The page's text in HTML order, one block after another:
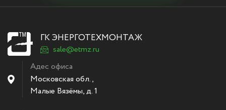
ГК ЭНЕРГОТЕХМОНТАЖ
sale@etmz.ru
Адес офиса
Московская обл.,
Малые Вязёмы,д. 1